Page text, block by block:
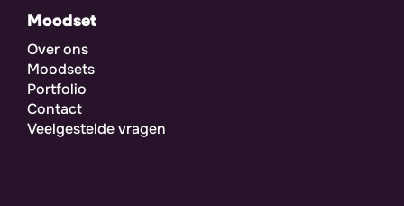
Moodset
Over ons
Moodsets
Portfolio
Contact
Veelgestelde vragen